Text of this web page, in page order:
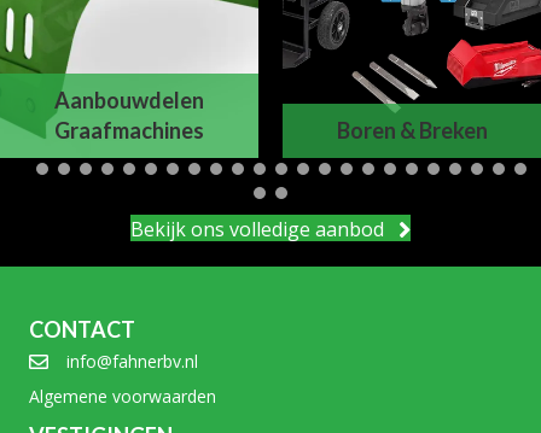
Aanbouwdelen
Graafmachines
Boren & Breken
Bekijk ons volledige aanbod
CONTACT
info@fahnerbv.nl
Algemene voorwaarden